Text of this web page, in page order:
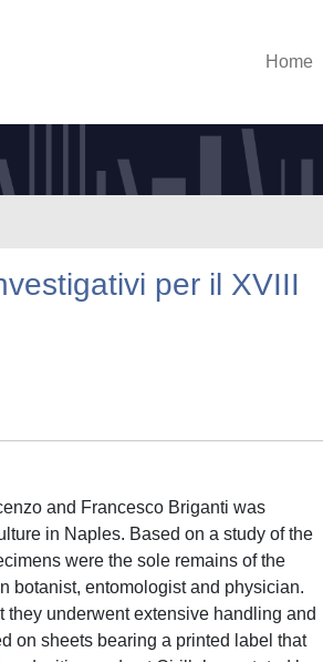
Home
per il XVIII
and Francesco Briganti was
in Naples. Based on a study of the
were the sole remains of the
botanist, entomologist and physician.
they underwent extensive handling and
on sheets bearing a printed label that